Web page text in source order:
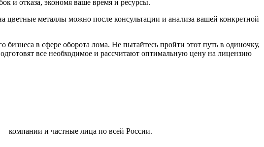
и отказа, экономя ваше время и ресурсы.
цветные металлы можно после консультации и анализа вашей конкретной
в сфере оборота лома. Не пытайтесь пройти этот путь в одиночку,
все необходимое и рассчитают оптимальную цену на лицензию
компании и частные лица по всей России.